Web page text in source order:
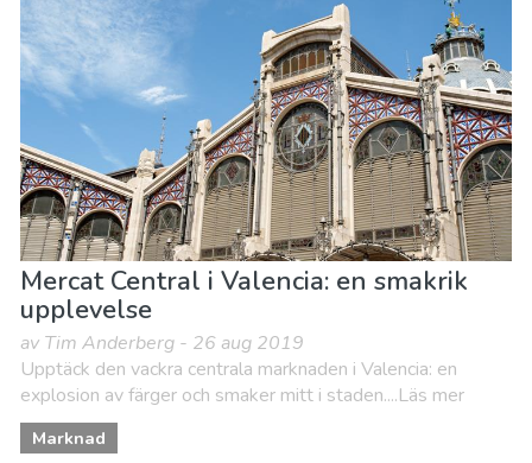
Mercat Central i Valencia: en smakrik
upplevelse
av Tim Anderberg - 26 aug 2019
Upptäck den vackra centrala marknaden i Valencia: en
explosion av färger och smaker mitt i staden....Läs mer
Marknad